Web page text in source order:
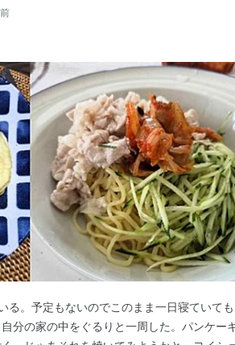
る。予定もないのでこのまま一日寝ていても
分の家の中をぐるりと一周した。パンケー